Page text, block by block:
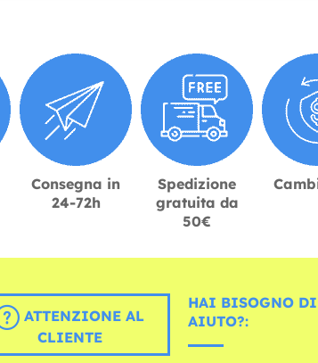
Consegna in
24-72h
Spedizione
gratuita da
50€
ATTENZIONE AL
CLIENTE
HAI BISOGNO DI
AIUTO?: